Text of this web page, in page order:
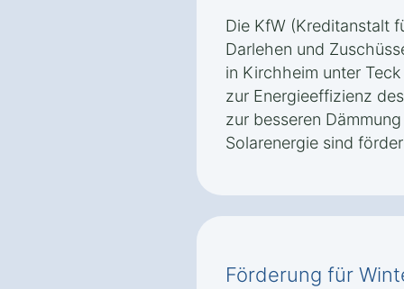
Die KfW (Kreditanstalt
Darlehen und
in Kirchheim unter
zur Energieeffizienz
zur besseren
Solarenergie sind
Förderung für